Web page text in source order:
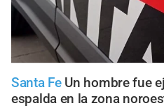
Santa Fe Un hombre fue
espalda en la zona